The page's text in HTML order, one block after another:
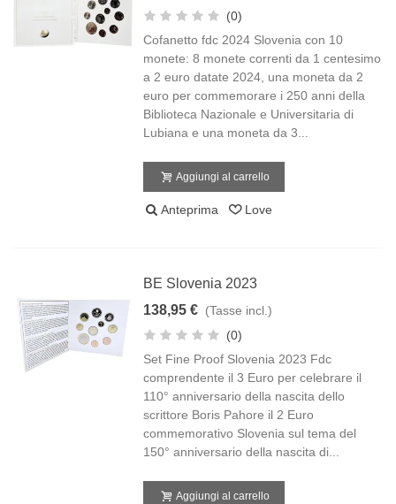
(0)
Cofanetto fdc 2024 Slovenia con 10
monete: 8 monete correnti da 1 centesimo
a 2 euro datate 2024, una moneta da 2
euro per commemorare i 250 anni della
Biblioteca Nazionale e Universitaria di
Lubiana e una moneta da 3...
Aggiungi al carrello
Anteprima Love
BE Slovenia 2023
138,95 € (Tasse incl.)
(0)
Set Fine Proof Slovenia 2023 Fdc
comprendente il 3 Euro per celebrare il
110° anniversario della nascita dello
scrittore Boris Pahore il 2 Euro
commemorativo Slovenia sul tema del
150° anniversario della nascita di...
Aggiungi al carrello